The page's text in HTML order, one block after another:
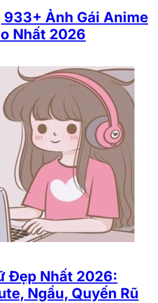
Ảnh Gái Anime
Nhất 2026
Đẹp Nhất 2026:
Ngầu, Quyến Rũ